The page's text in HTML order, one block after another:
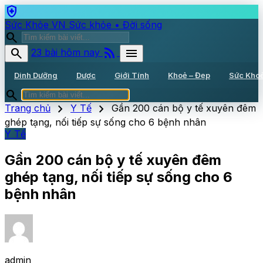
health_and_safety
Sức Khỏe VN Sức khỏe • Đời sống
search
search
23 bài hôm nay rss_feed menu
Dinh Dưỡng Dược Giới Tính Khoẻ – Đẹp Sức
search
Trang chủ chevron_right Y Tế chevron_right Gần 200 cán bộ y tế xuyên đêm
ghép tạng, nối tiếp sự sống cho 6 bệnh nhân
Y Tế
Gần 200 cán bộ y tế xuyên đêm
ghép tạng, nối tiếp sự sống cho 6
bệnh nhân
admin